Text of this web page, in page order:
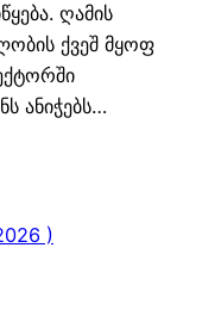
ღამის
ქვეშ მყოფ
ანიჭებს…